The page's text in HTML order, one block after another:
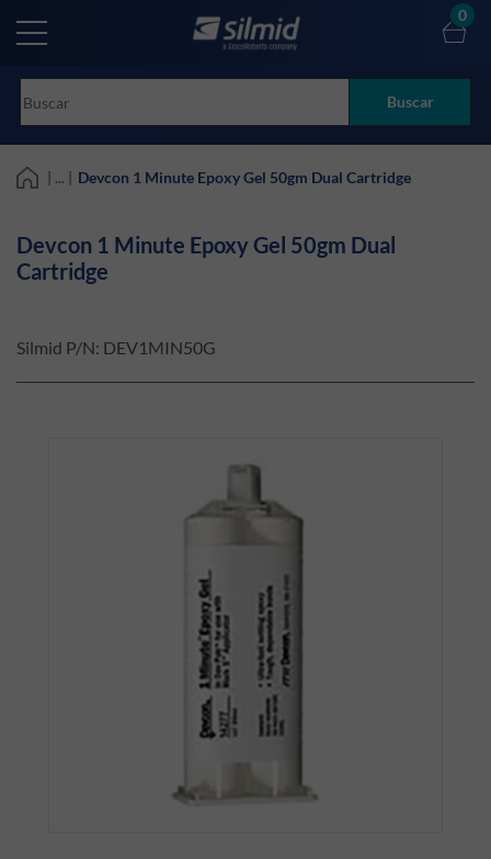
main
Buscar
0
| ... | Devcon 1 Minute Epoxy Gel 50gm Dual Cartridge
Devcon 1 Minute Epoxy Gel 50gm Dual
Cartridge
Silmid P/N: DEV1MIN50G